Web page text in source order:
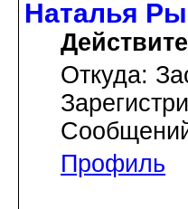
Наталья
Откуда:
Профиль